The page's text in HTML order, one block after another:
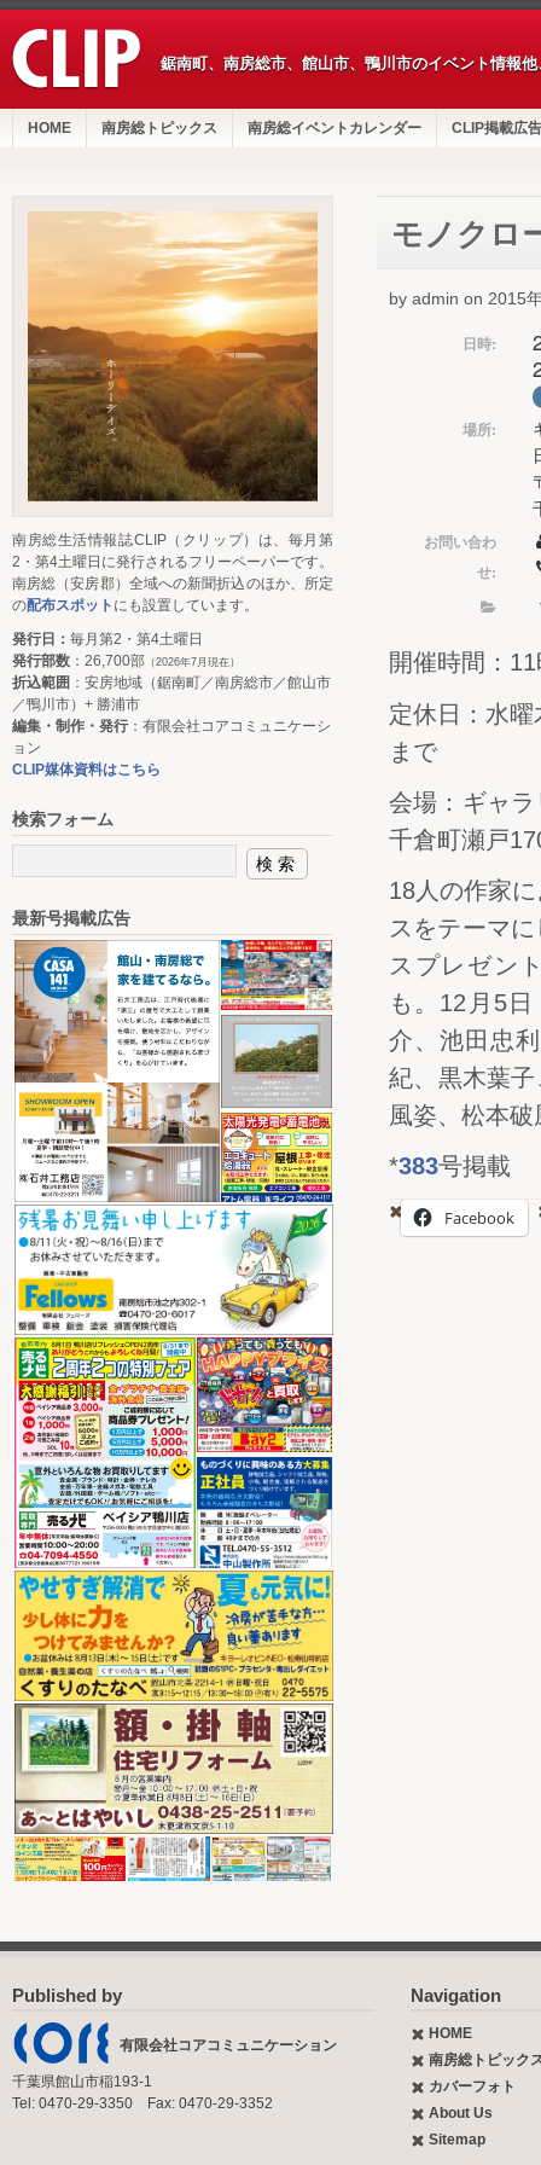
鋸南町、南房総市、館山市、鴨川市のイベント情報
HOME 南房総トピックス 南房総イベントカレンダー CLIP掲載広告
モノクロ
by admin on 2015
日時:
場所:
お問い合わ
せ:
開催時間：
定休日：水
まで
会場：ギャ
千倉町瀬戸
18人の作家
スをテーマ
スプレゼン
も。12月5
介、池田忠
紀、黒木葉
風姿、松本
*383号掲載
Facebook
南房総生活情報誌CLIP（クリップ）は、毎月第
2・第4土曜日に発行されるフリーペーパーです。
南房総（安房郡）全域への新聞折込のほか、所定
の配布スポット にも設置しています。
発行日： 毎月第2・第4土曜日
発行部数 ：26,700部 （2026年7月現在）
折込範囲 ：安房地域（鋸南町／南房総市／館山市
／鴨川市）+ 勝浦市
編集・制作・発行：有限会社コアコミュニケーシ
ョン
CLIP媒体資料はこちら
検索フォーム
最新号掲載広告
Published by
有限会社コアコミュニケーション
千葉県館山市稲193-1
Tel: 0470-29-3350 Fax: 0470-29-3352
Navigation
HOME
南房総トピック
カバーフォト
About Us
Sitemap